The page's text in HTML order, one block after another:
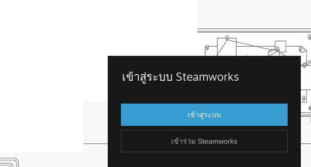
เข้าสู่ระบบ Steamworks
เข้าสู่ระบบ
เข้าร่วม Steamworks
เข้าร่วม Steamworks
Steam ที่คุณมีอยู่แล้ว แต่ถ้าคุณไม่มีบัญชี
Steam น่ะหรือ? คุณสามารถสร้างได้ไม่ยาก